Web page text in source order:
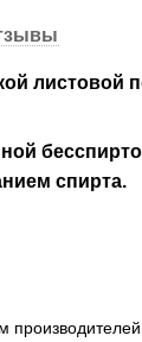
листовой
спирта.
производителей